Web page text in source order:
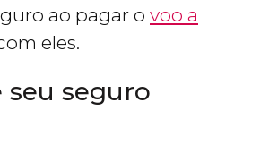
ao pagar o voo a
eles.
seu seguro